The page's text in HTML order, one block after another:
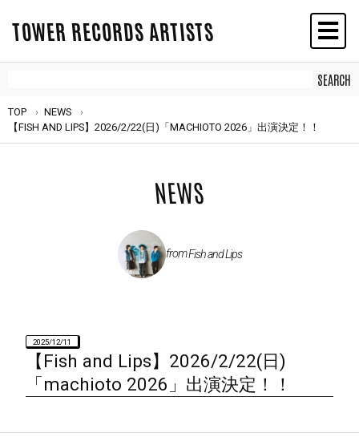
TOWER RECORDS ARTISTS
TOP
NEWS
【FISH AND LIPS】2026/2/22(日)「MACHIOTO 2026」出演決定！！
NEWS
fromFish and Lips
2025/12/11
【Fish and Lips】2026/2/22(日)
「machioto 2026」出演決定！！